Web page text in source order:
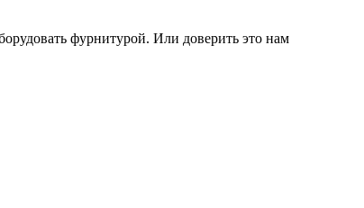
фурнитурой. Или доверить это нам